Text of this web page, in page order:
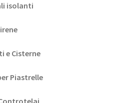
isolanti
e Cisterne
Piastrelle